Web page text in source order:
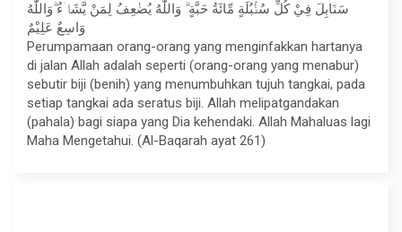
سَنَابِلَ فِيْ كُلِّ سُنْۢبُلَةٍ مِّائَةُ حَبَّةٍ ۗ وَاللّٰهُ يُضٰعِفُ لِمَنْ يَّشَاۤءُ ۗوَاللّٰهُ
وَاسِعٌ عَلِيْمٌ
Perumpamaan orang-orang yang menginfakkan hartanya
di jalan Allah adalah seperti (orang-orang yang menabur)
sebutir biji (benih) yang menumbuhkan tujuh tangkai, pada
setiap tangkai ada seratus biji. Allah melipatgandakan
(pahala) bagi siapa yang Dia kehendaki. Allah Mahaluas lagi
Maha Mengetahui. (Al-Baqarah ayat 261)